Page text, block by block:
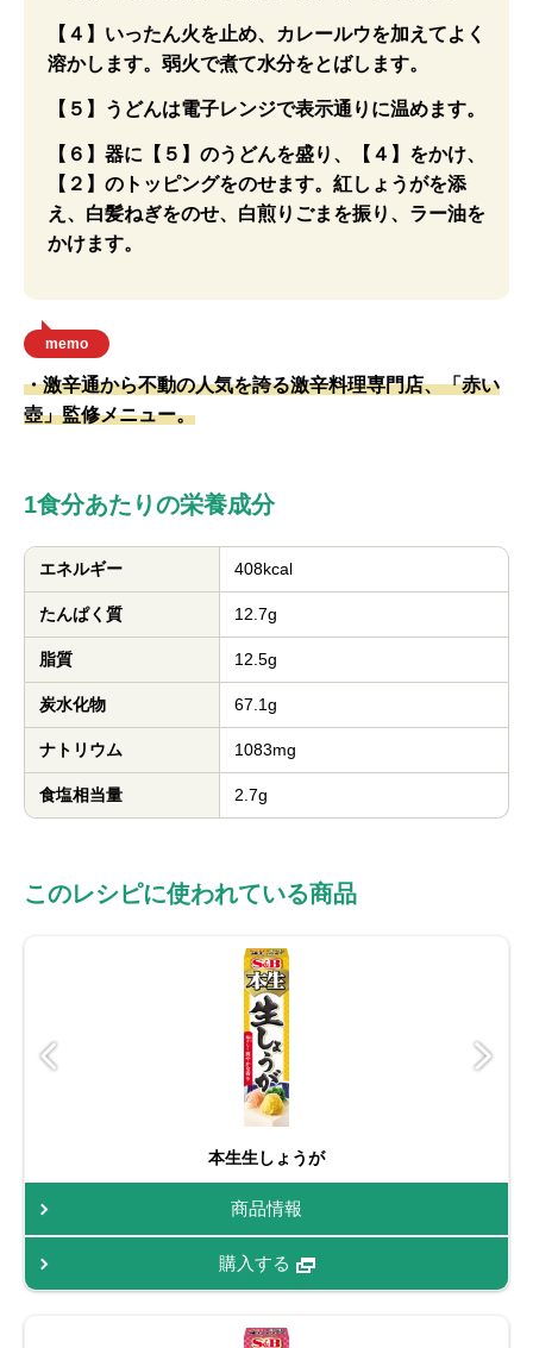
【４】いったん火を止め、カレールウを加えてよく
溶かします。弱火で煮て水分をとばします。
【５】うどんは電子レンジで表示通りに温めます。
【６】器に【５】のうどんを盛り、【４】をかけ、
【２】のトッピングをのせます。紅しょうがを添
え、白髪ねぎをのせ、白煎りごまを振り、ラー油を
かけます。
memo
・激辛通から不動の人気を誇る激辛料理専門店、「赤い
壺」監修メニュー。
1食分あたりの栄養成分
エネルギー 408kcal
たんぱく質 12.7g
脂質 12.5g
炭水化物 67.1g
ナトリウム 1083mg
食塩相当量 2.7g
このレシピに使われている商品
本生生しょうが
商品情報
購入する